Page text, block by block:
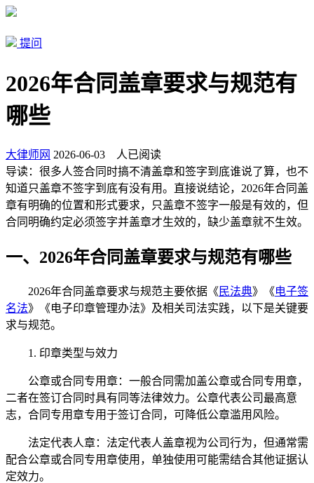
提问
2026年合同盖章要求与规范有
哪些
大律师网 2026-06-03
人已阅读
导读： 很多人签合同时搞不清盖章和签字到底谁说了算，也不
知道只盖章不签字到底有没有用。直接说结论，2026年合同盖
章有明确的位置和形式要求，只盖章不签字一般是有效的，但
合同明确约定必须签字并盖章才生效的，缺少盖章就不生效。
一、2026年合同盖章要求与规范有哪些
2026年合同盖章要求与规范主要依据《 民法典》《电子签
名法》《电子印章管理办法》及相关司法实践，以下是关键要
求与规范。
1. 印章类型与效力
公章或合同专用章：一般合同需加盖公章或合同专用章，
二者在签订合同时具有同等法律效力。公章代表公司最高意
志，合同专用章专用于签订合同，可降低公章滥用风险。
法定代表人章：法定代表人盖章视为公司行为，但通常需
配合公章或合同专用章使用，单独使用可能需结合其他证据认
定效力。